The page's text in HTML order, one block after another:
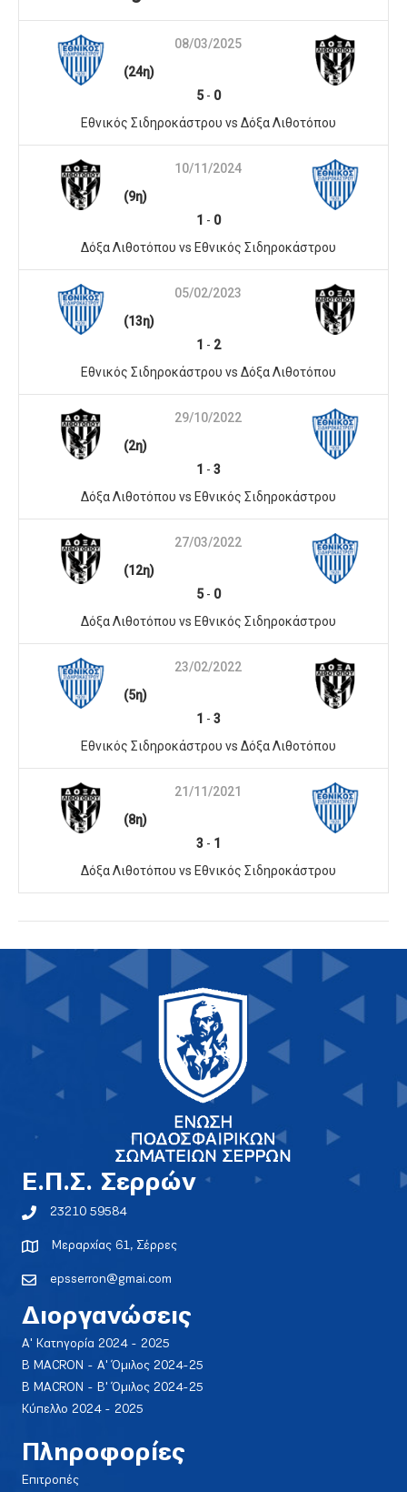
08/03/2025
(24η)
5- 0
Εθνικός Σιδηροκάστρου vs Δόξα Λιθοτόπου
10/11/2024
(9η)
1 - 0
Δόξα Λιθοτόπου vs Εθνικός Σιδηροκάστρου
05/02/2023
(13η)
1 - 2
Εθνικός Σιδηροκάστρου vs Δόξα Λιθοτόπου
29/10/2022
(2η)
1 - 3
Δόξα Λιθοτόπου vs Εθνικός Σιδηροκάστρου
27/03/2022
(12η)
5- 0
Δόξα Λιθοτόπου vs Εθνικός Σιδηροκάστρου
23/02/2022
(5η)
1 - 3
Εθνικός Σιδηροκάστρου vs Δόξα Λιθοτόπου
21/11/2021
(8η)
3- 1
Δόξα Λιθοτόπου vs Εθνικός Σιδηροκάστρου
E.Π.Σ. Σερρών
23210 59584
Μεραρχίας 61, Σέρρες
epsserron@gmai.com
Διοργανώσεις
Α' Κατηγορία 2024 - 2025
Β MACRON - Α' Όμιλος 2024-25
Β MACRON - Β' Όμιλος 2024-25
Κύπελλο 2024 - 2025
Πληροφορίες
Επιτροπές